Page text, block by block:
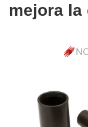
mejora la